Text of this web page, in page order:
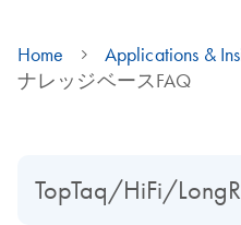
Home Applications &
ナレッジベースFAQ
TopTaq/HiFi/